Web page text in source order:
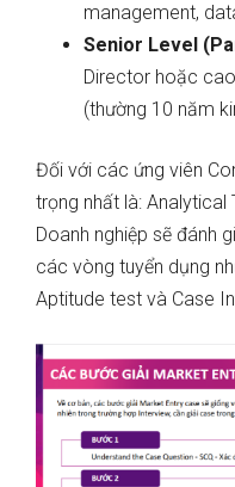
management,
Senior Level
Director hoặc
(thường 10 năm
Đối với các ứng viên
trọng nhất là: Analytical
Doanh nghiệp sẽ đánh
các vòng tuyển dụng
Aptitude test và Case